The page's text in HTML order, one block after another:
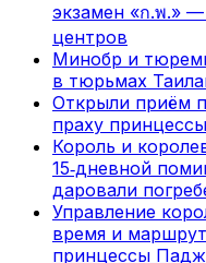
экзамен «ก.พ.»
центров
Минобр и
в тюрьмах
Открыли приём
праху
Король и
15‑дневной
даровали
Управление
время и
принцессы